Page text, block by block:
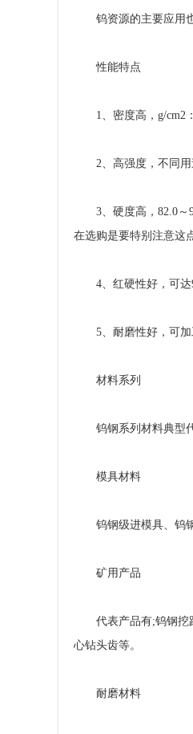
钨资源的主要应用也
性能特点
1、密度高，g/cm2：
2、高强度，不同用途
3、硬度高，82.0～
在选购是要特别注意这
4、红硬性好，可达
5、耐磨性好，可加
材料系列
钨钢系列材料典型代
模具材料
钨钢级进模具、钨钢
矿用产品
代表产品有;钨钢挖路
心钻头齿等。
耐磨材料